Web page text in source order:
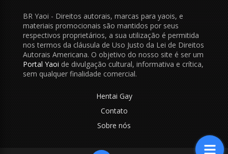
BR Yaoi - Direitos autorais, marcas para yaois, e
materiais promocionais são mantidos por seus
respectivos proprietários, a sua utilização é permitida
nos termos da cláusula de Uso Justo da Lei de Direitos
Autorais Americana. O objetivo do nosso site é ser um
Portal Yaoi de divulgação cultural, informativa e crítica,
sem qualquer finalidade comercial.
Hentai Gay
Contato
Sobre nós